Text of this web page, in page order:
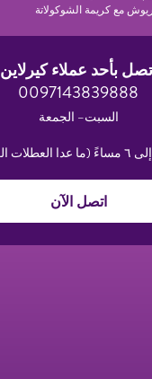
مع كريمة الشوكولاتة
بأحد عملاء كيرلاين
0097143839888
السبت– الجمعة
اتصل الآن